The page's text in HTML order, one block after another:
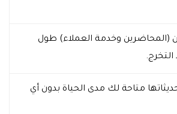
وخدمة العملاء) طول
متاحة لك مدى الحياة بدون أي